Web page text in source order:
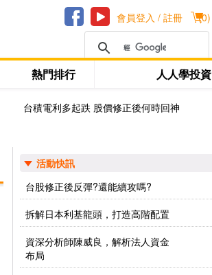
(0)
會員登入 / 註冊
熱門排行 人人學投資
台積電利多起跌 股價修正後何時回神
活動快訊
台股修正後反彈?還能續攻嗎?
拆解日本利基龍頭，打造高階配置
資深分析師陳威良，解析法人資金
布局